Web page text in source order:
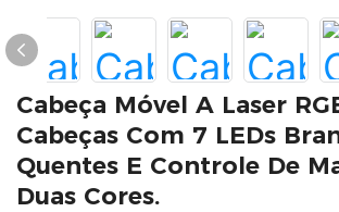
Cabeça Móvel A Laser
Cabeças Com 7 LEDs
Quentes E Controle De
Duas Cores.